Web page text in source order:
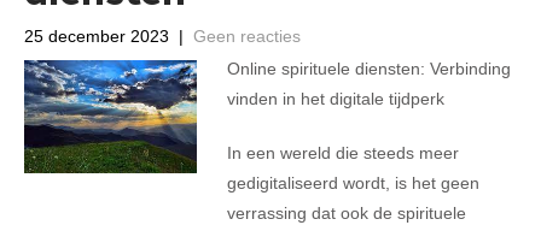
25 december 2023 | Geen reacties
Online spirituele diensten: Verbinding
vinden in het digitale tijdperk
In een wereld die steeds meer
gedigitaliseerd wordt, is het geen
verrassing dat ook de spirituele